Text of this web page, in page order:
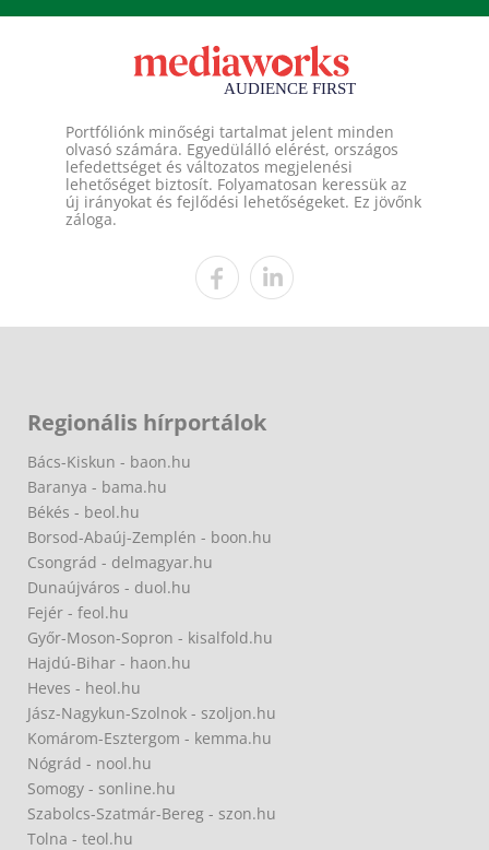
Portfóliónk minőségi tartalmat jelent minden
olvasó számára. Egyedülálló elérést, országos
lefedettséget és változatos megjelenési
lehetőséget biztosít. Folyamatosan keressük az
új irányokat és fejlődési lehetőségeket. Ez jövőnk
záloga.
Regionális hírportálok
Bács-Kiskun - baon.hu
Baranya - bama.hu
Békés - beol.hu
Borsod-Abaúj-Zemplén - boon.hu
Csongrád - delmagyar.hu
Dunaújváros - duol.hu
Fejér - feol.hu
Győr-Moson-Sopron - kisalfold.hu
Hajdú-Bihar - haon.hu
Heves - heol.hu
Jász-Nagykun-Szolnok - szoljon.hu
Komárom-Esztergom - kemma.hu
Nógrád - nool.hu
Somogy - sonline.hu
Szabolcs-Szatmár-Bereg - szon.hu
Tolna - teol.hu